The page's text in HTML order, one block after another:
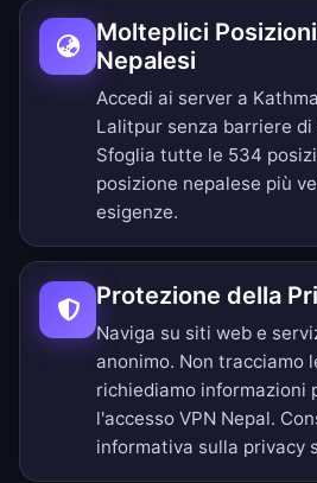
Molteplici
Nepalesi
Accedi ai server a
Lalitpur senza barriere
Sfoglia tutte le 534
posizione nepalese più
esigenze.
Protezione della
Naviga su siti web e
anonimo. Non tracciamo
richiediamo informazioni
l'accesso VPN Nepal.
informativa sulla privacy